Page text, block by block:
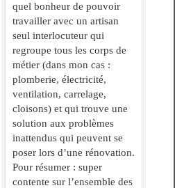
quel bonheur de pouvoir
travailler avec un artisan
seul interlocuteur qui
regroupe tous les corps de
métier (dans mon cas :
plomberie, électricité,
ventilation, carrelage,
cloisons) et qui trouve une
solution aux problèmes
inattendus qui peuvent se
poser lors d’une rénovation.
Pour résumer : super
contente sur l’ensemble des